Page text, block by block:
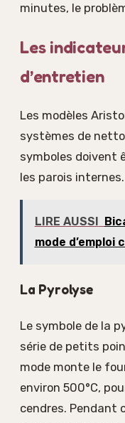
minutes, le
Les
d’entretien
Les modèles
systèmes de
symboles doivent
les parois internes.
LIRE AUSSI
mode d’emploi
La Pyrolyse
Le symbole de la
série de petits
mode monte le
environ 500°C,
cendres. Pendant